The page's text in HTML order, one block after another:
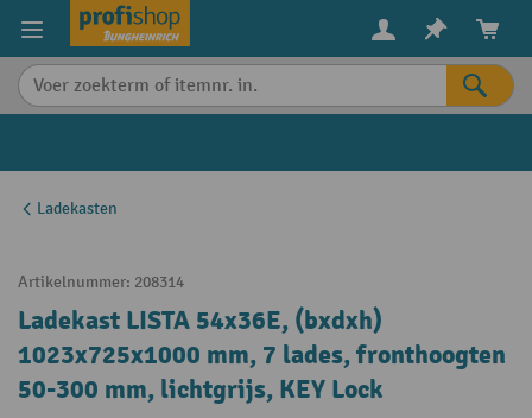
content
Ladekasten
Artikelnummer: 208314
Ladekast LISTA 54x36E, (bxdxh)
1023x725x1000 mm, 7 lades, fronthoogten
50-300 mm, lichtgrijs, KEY Lock